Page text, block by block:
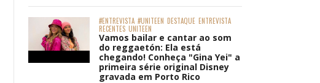
#ENTREVISTA #UNITEEN DESTAQUE ENTREVISTA
RECENTES UNITEEN
Vamos bailar e cantar ao som
do reggaetón: Ela está
chegando! Conheça "Gina Yei" a
primeira série original Disney
gravada em Porto Rico